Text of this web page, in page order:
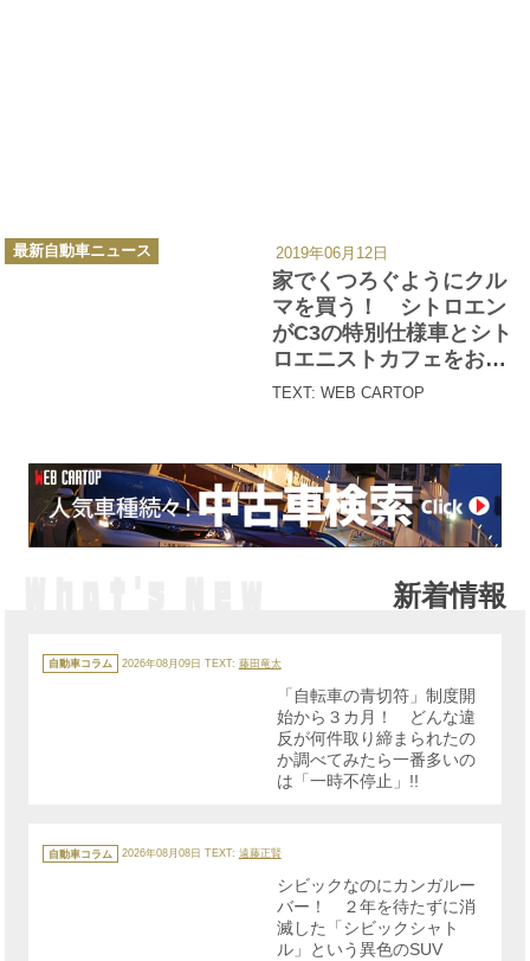
家でくつろぐようにクル
マを買う！ シトロエン
がC3の特別仕様車とシト
ロエニストカフェをお披
露目
TEXT: WEB CARTOP
カ
テ
最新自動車ニュース 2019年06月12日
新着情報
カ
テ
ゴ
自動車コラム 2026年08月09日 TEXT: 藤田竜太
「自転車の青切符」制度開
始から３カ月！ どんな違
反が何件取り締まられたの
か調べてみたら一番多いの
は「一時不停止」!!
テ
ゴ
自動車コラム 2026年08月08日 TEXT: 遠藤正賢
シビックなのにカンガルー
バー！ ２年を待たずに消
滅した「シビックシャト
ル」という異色のSUV